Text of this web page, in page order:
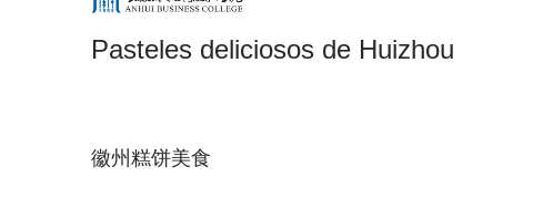
Pasteles deliciosos de Huizhou
徽州糕饼美食